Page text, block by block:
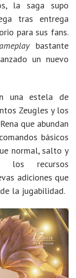
la saga supo
tras entrega
para sus fans.
bastante
un nuevo
una estela de
Zeugles y los
que abundan
básicos
normal, salto y
los recursos
adiciones que
la jugabilidad.